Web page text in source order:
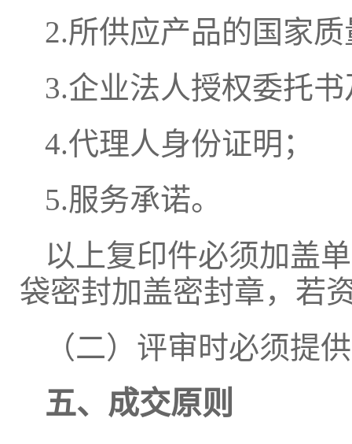
2.所供应产品的国家
3.企业法人授权委托
4.代理人身份证明；
5.服务承诺。
以上复印件必须加盖
袋密封加盖密封章，若
（二）评审时必须提
五、成交原则